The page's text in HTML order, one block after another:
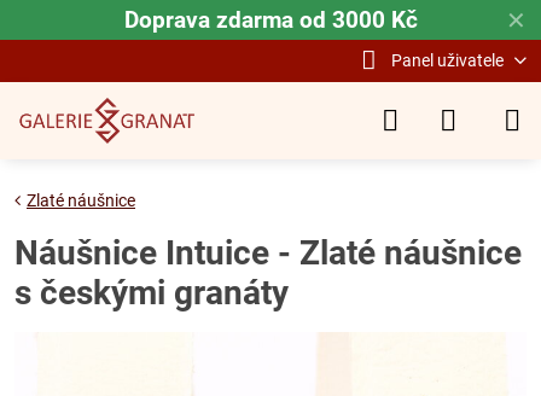
✕
Doprava zdarma od 3000 Kč
Panel uživatele
Zlaté náušnice
Náušnice Intuice - Zlaté náušnice
s českými granáty